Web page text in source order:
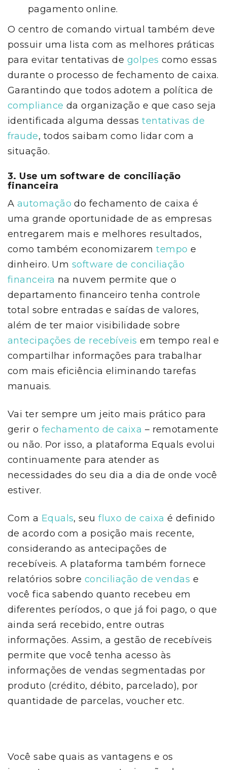
pagamento online.
O centro de comando virtual também deve
possuir uma lista com as melhores práticas
para evitar tentativas de golpes como essas
durante o processo de fechamento de caixa.
Garantindo que todos adotem a política de
compliance da organização e que caso seja
identificada alguma dessastentativas de
fraude, todos saibam como lidar com a
situação.
3. Use um software de conciliação
financeira
A automação do fechamento de caixa é
uma grande oportunidade de as empresas
entregarem mais e melhores resultados,
como também economizaremtempo e
dinheiro. Um software de conciliação
financeira na nuvem permite que o
departamento financeiro tenha controle
total sobre entradas e saídas de valores,
além de ter maior visibilidade sobre
antecipações de recebíveis em tempo real e
compartilhar informações para trabalhar
com mais eficiência eliminando tarefas
manuais.
Vai ter sempre um jeito mais prático para
gerir o fechamento de caixa – remotamente
ou não. Por isso, a plataforma Equals evolui
continuamente para atender as
necessidades do seu dia a dia de onde você
estiver.
Com a Equals, seufluxo de caixa é definido
de acordo com a posição mais recente,
considerando as antecipações de
recebíveis. A plataforma também fornece
relatórios sobre conciliação de vendas e
você fica sabendo quanto recebeu em
diferentes períodos, o que já foi pago, o que
ainda será recebido, entre outras
informações. Assim, a gestão de recebíveis
permite que você tenha acesso às
informações de vendas segmentadas por
produto (crédito, débito, parcelado), por
quantidade de parcelas, voucher etc.
Você sabe quais as vantagens e os